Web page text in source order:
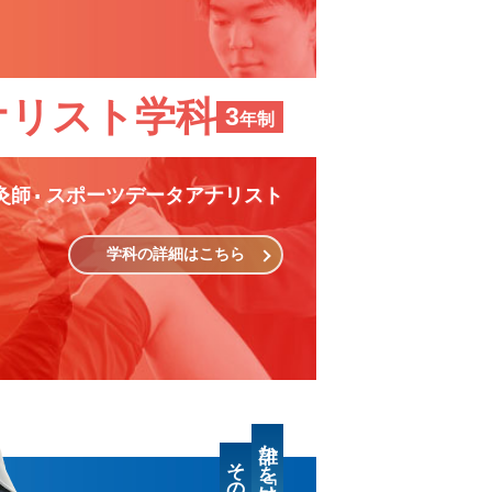
スト学科 3年制
師 スポーツデータアナリスト
学科の詳細はこちら